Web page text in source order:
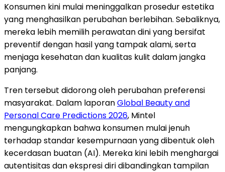
Konsumen kini mulai meninggalkan prosedur estetika
yang menghasilkan perubahan berlebihan. Sebaliknya,
mereka lebih memilih perawatan dini yang bersifat
preventif dengan hasil yang tampak alami, serta
menjaga kesehatan dan kualitas kulit dalam jangka
panjang.
Tren tersebut didorong oleh perubahan preferensi
masyarakat. Dalam laporanGlobal Beauty and
Personal Care Predictions 2026, Mintel
mengungkapkan bahwa konsumen mulai jenuh
terhadap standar kesempurnaan yang dibentuk oleh
kecerdasan buatan (AI). Mereka kini lebih menghargai
autentisitas dan ekspresi diri dibandingkan tampilan